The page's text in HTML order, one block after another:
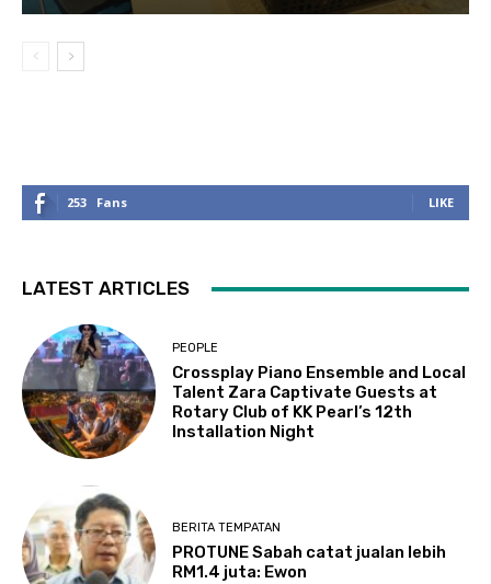
253 Fans LIKE
LATEST ARTICLES
PEOPLE
Crossplay Piano Ensemble and Local
Talent Zara Captivate Guests at
Rotary Club of KK Pearl’s 12th
Installation Night
BERITA TEMPATAN
PROTUNE Sabah catat jualan lebih
RM1.4 juta: Ewon